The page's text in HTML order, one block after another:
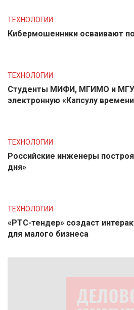
ТЕХНОЛОГИИ
Кибермошенники осваивают
ТЕХНОЛОГИИ
Студенты МИФИ, МГИМО и МГУ
электронную «Капсулу
ТЕХНОЛОГИИ
Российские инженеры
дня»
ТЕХНОЛОГИИ
«РТС-тендер» создаст
для малого бизнеса